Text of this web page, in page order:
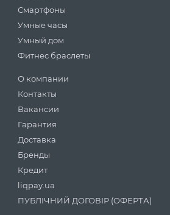
Смартфоны
Умные часы
Умный дом
Фитнес браслеты
О компании
Контакты
Вакансии
Гарантия
Доставка
Бренды
Кредит
liqpay.ua
ПУБЛІЧНИЙ ДОГОВІР (ОФЕРТА)